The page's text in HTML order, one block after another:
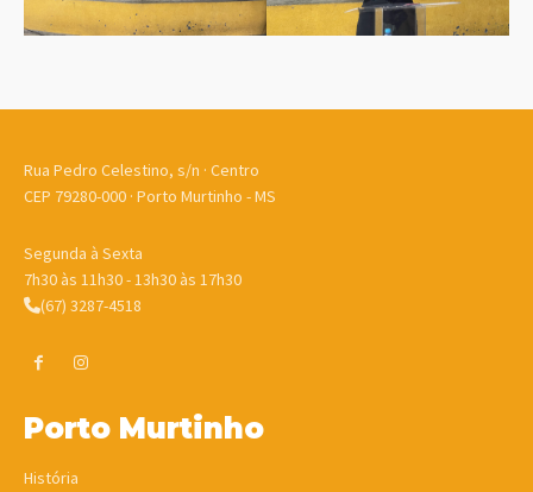
Rua Pedro Celestino, s/n · Centro
CEP 79280-000 · Porto Murtinho - MS
Segunda à Sexta
7h30 às 11h30 - 13h30 às 17h30
(67) 3287-4518
Porto Murtinho
História